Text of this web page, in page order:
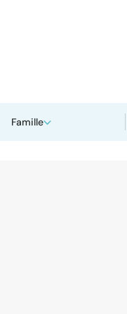
Famille